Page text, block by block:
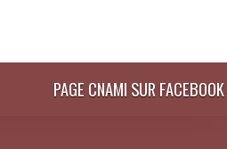
PAGE CNAMI SUR FACEBOOK